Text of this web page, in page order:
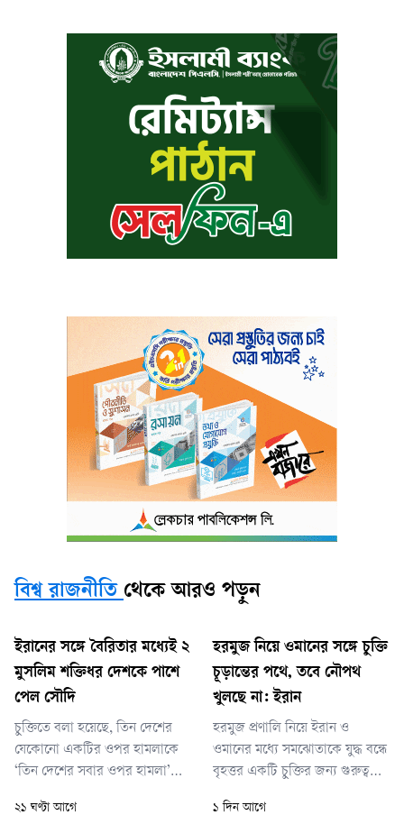
বিশ্ব রাজনীতি থেকে আরও পড়ুন
ইরানের সঙ্গে বৈরিতার মধ্যেই ২
মুসলিম শক্তিধর দেশকে পাশে
পেল সৌদি
চুক্তিতে বলা হয়েছে, তিন দেশের
যেকোনো একটির ওপর হামলাকে
‘তিন দেশের সবার ওপর হামলা’
২১ ঘণ্টা আগে
হরমুজ নিয়ে ওমানের সঙ্গে চুক্তি
চূড়ান্তের পথে, তবে নৌপথ
খুলছে না: ইরান
হরমুজ প্রণালি নিয়ে ইরান ও
ওমানের মধ্যে সমঝোতাকে যুদ্ধ বন্ধে
বৃহত্তর একটি চুক্তির জন্য গুরুত্বপূর্ণ
১ দিন আগে